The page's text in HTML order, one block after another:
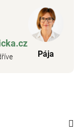
Pája